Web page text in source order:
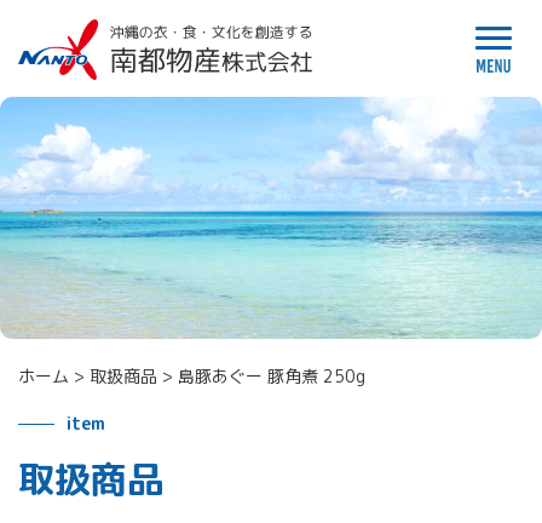
ホーム > 取扱商品 > 島豚あぐー 豚角煮 250g
item
取扱商品